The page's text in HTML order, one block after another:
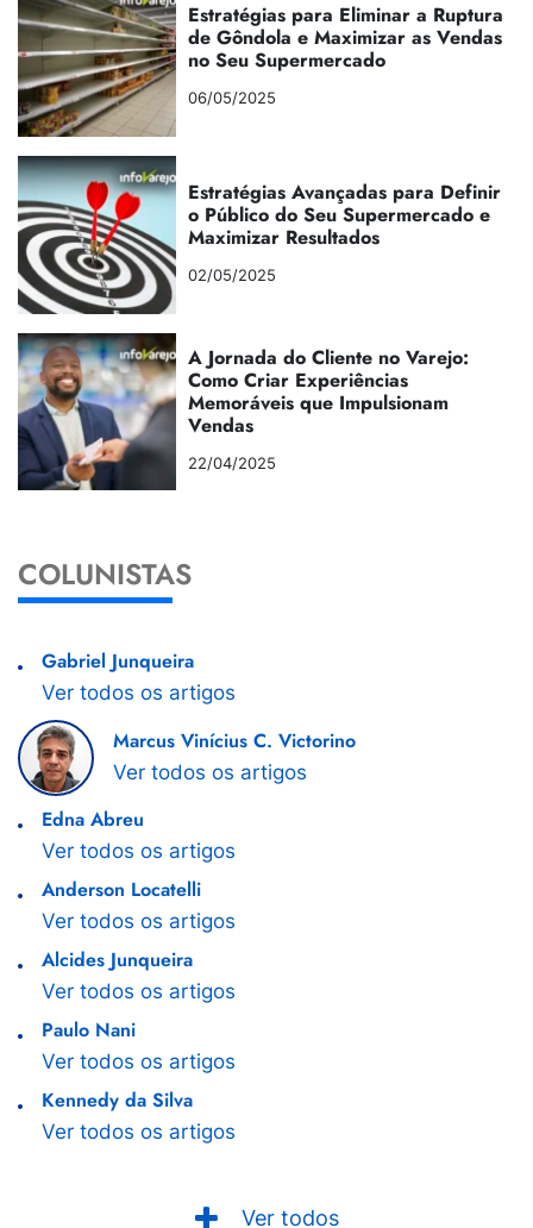
Estratégias para Eliminar a Ruptura
de Gôndola e Maximizar as Vendas
no Seu Supermercado
06/05/2025
Estratégias Avançadas para Definir
o Público do Seu Supermercado e
Maximizar Resultados
02/05/2025
A Jornada do Cliente no Varejo:
Como Criar Experiências
Memoráveis que Impulsionam
Vendas
22/04/2025
COLUNISTAS
Gabriel Junqueira
Ver todos os artigos
Marcus Vinícius C. Victorino
Ver todos os artigos
Edna Abreu
Ver todos os artigos
Anderson Locatelli
Ver todos os artigos
Alcides Junqueira
Ver todos os artigos
Paulo Nani
Ver todos os artigos
Kennedy da Silva
Ver todos os artigos
Ver todos